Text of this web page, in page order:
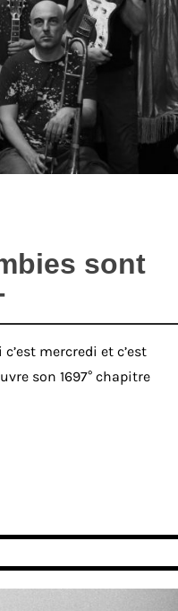
sont
mercredi et c’est
son 1697° chapitre